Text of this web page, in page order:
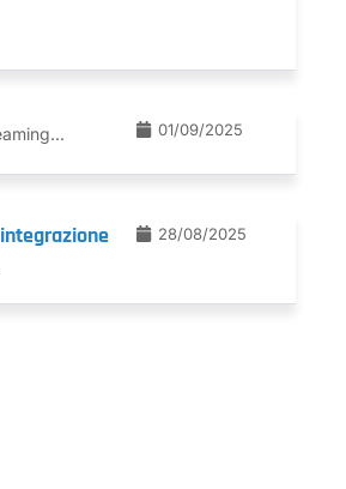
01/09/2025
28/08/2025